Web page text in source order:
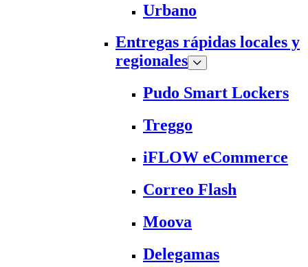
Urbano
Entregas rápidas locales y
regionales
Pudo Smart Lockers
Treggo
iFLOW eCommerce
Correo Flash
Moova
Delegamas